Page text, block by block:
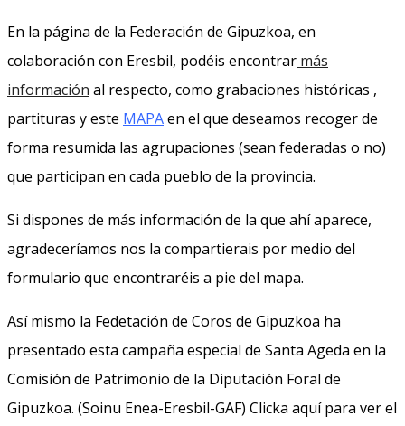
En la página de la Federación de Gipuzkoa, en
colaboración con Eresbil, podéis encontrar más
información al respecto, como grabaciones históricas ,
partituras y este MAPAen el que deseamos recoger de
forma resumida las agrupaciones (sean federadas o no)
que participan en cada pueblo de la provincia.
Si dispones de más información de la que ahí aparece,
agradeceríamos nos la compartierais por medio del
formulario que encontraréis a pie del mapa.
Así mismo la Fedetación de Coros de Gipuzkoa ha
presentado esta campaña especial de Santa Ageda en la
Comisión de Patrimonio de la Diputación Foral de
Gipuzkoa. (Soinu Enea-Eresbil-GAF) Clicka aquí para ver el